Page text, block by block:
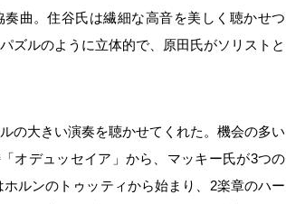
曲。住谷氏は繊細な高音を美しく聴かせつ
ズルのように立体的で、原田氏がソリストと
の大きい演奏を聴かせてくれた。機会の多い
オデュッセイア」から、マッキー氏が3つの
ルンのトゥッティから始まり、2楽章のハー